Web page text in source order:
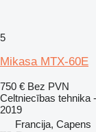
5
Mikasa MTX-60E
750 € Bez PVN
Celtniecības tehnika
2019
Francija, Capens